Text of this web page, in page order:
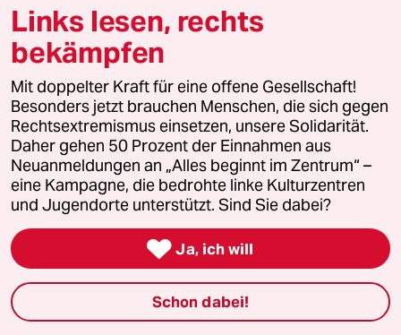
pädagogisch insuffizienten
Deutschlehrer. In Kafka fließt sehr viel
was ihn aus Studium und
Berufstätigkeit in der
Unfallversicherung beschäftigt hat,
grässliche Urteile , grässliche Unfälle
etc. Das wird auch heute in der
Literaturkritik teilweise nicht erfasst
und berücksichtigt.
03.06.2024, 16:12 Uhr
@Nairam:
Werter Marian,
Links lesen, rechts
bekämpfen
Mit doppelter Kraft für eine offene Gesellschaft!
Besonders jetzt brauchen Menschen, die sich gegen
Rechtsextremismus einsetzen, unsere Solidarität.
Daher gehen 50 Prozent der Einnahmen aus
Neuanmeldungen an „Alles beginnt im Zentrum“ –
eine Kampagne, die bedrohte linke Kulturzentren
und Jugendorte unterstützt. Sind Sie dabei?
 Ja, ich will
Schon dabei!